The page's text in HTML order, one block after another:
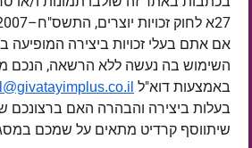
27א לחוק זכויות יוצרים, התשס"ח–2007.
אם אתם בעלי זכויות ביצירה המופיעה
השימוש בה נעשה ללא הרשאה, הנכם
באמצעות דוא"ל
בעלות ביצירה והבהרה האם ברצונכם
שיתווסף קרדיט מתאים על שמכם